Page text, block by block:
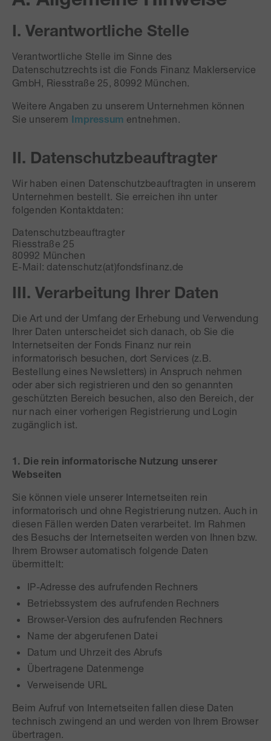
I. Verantwortliche Stelle
Verantwortliche Stelle im Sinne des
Datenschutzrechts ist die Fonds Finanz Maklerservice
GmbH, Riesstraße 25, 80992 München.
Weitere Angaben zu unserem Unternehmen können
Sie unserem Impressum entnehmen.
II. Datenschutzbeauftragter
Wir haben einen Datenschutzbeauftragten in unserem
Unternehmen bestellt. Sie erreichen ihn unter
folgenden Kontaktdaten:
Datenschutzbeauftragter
Riesstraße 25
80992 München
E-Mail: datenschutz(at)fondsfinanz.de
III. Verarbeitung Ihrer Daten
Die Art und der Umfang der Erhebung und Verwendung
Ihrer Daten unterscheidet sich danach, ob Sie die
Internetseiten der Fonds Finanz nur rein
informatorisch besuchen, dort Services (z.B.
Bestellung eines Newsletters) in Anspruch nehmen
oder aber sich registrieren und den so genannten
geschützten Bereich besuchen, also den Bereich, der
nur nach einer vorherigen Registrierung und Login
zugänglich ist.
1. Die rein informatorische Nutzung unserer
Webseiten
Sie können viele unserer Internetseiten rein
informatorisch und ohne Registrierung nutzen. Auch in
diesen Fällen werden Daten verarbeitet. Im Rahmen
des Besuchs der Internetseiten werden von Ihnen bzw.
Ihrem Browser automatisch folgende Daten
übermittelt:
IP-Adresse des aufrufenden Rechners
Betriebssystem des aufrufenden Rechners
Browser-Version des aufrufenden Rechners
Name der abgerufenen Datei
Datum und Uhrzeit des Abrufs
Übertragene Datenmenge
Verweisende URL
Beim Aufruf von Internetseiten fallen diese Daten
technisch zwingend an und werden von Ihrem Browser
übertragen.